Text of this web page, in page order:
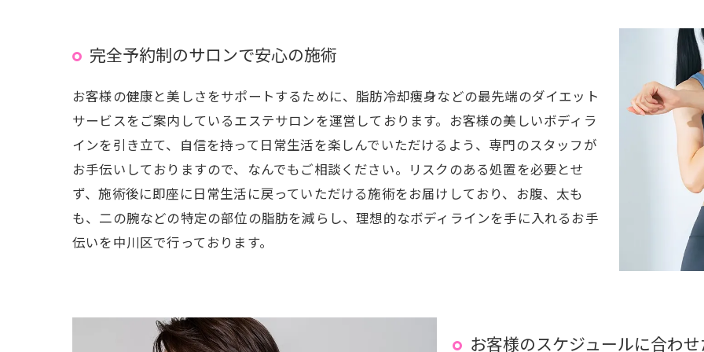
完全予約制のサロンで安心の施術
お客様の健康と美しさをサポートするために、脂肪冷却痩身などの最先端のダイエット
サービスをご案内しているエステサロンを運営しております。お客様の美しいボディラ
インを引き立て、自信を持って日常生活を楽しんでいただけるよう、専門のスタッフが
お手伝いしておりますので、なんでもご相談ください。リスクのある処置を必要とせ
ず、施術後に即座に日常生活に戻っていただける施術をお届けしており、お腹、太も
も、二の腕などの特定の部位の脂肪を減らし、理想的なボディラインを手に入れるお手
伝いを中川区で行っております。
お客様のスケジュールに合わ